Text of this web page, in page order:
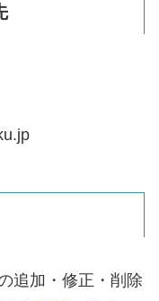
追加・修正・削除